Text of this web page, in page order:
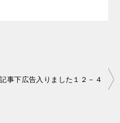
記事下広告入りました１２－４